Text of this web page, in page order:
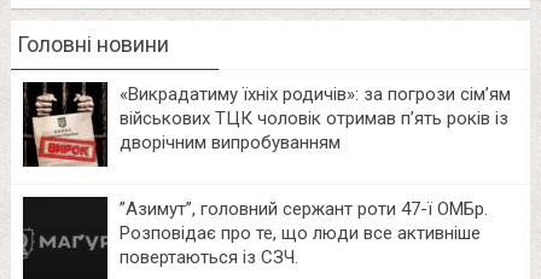
Головні новини
«Викрадатиму їхніх родичів»: за погрози сім’ям
військових ТЦК чоловік отримав п’ять років із
дворічним випробуванням
⁨”Азимут”, головний сержант роти 47-ї ОМБр.
Розповідає про те, що люди все активніше
повертаються із СЗЧ.